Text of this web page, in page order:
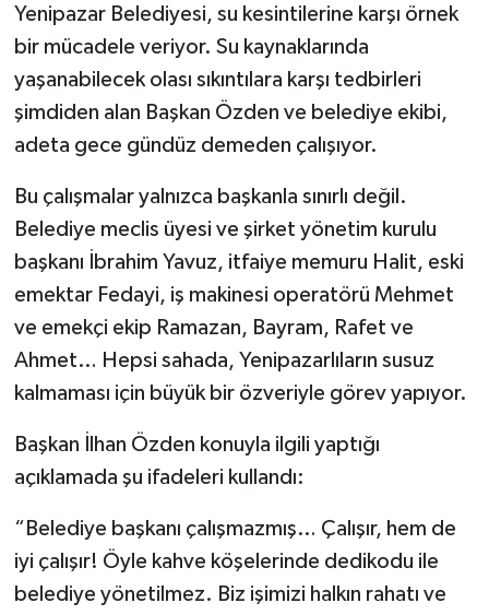
Yenipazar Belediyesi, su kesintilerine karşı örnek
bir mücadele veriyor. Su kaynaklarında
yaşanabilecek olası sıkıntılara karşı tedbirleri
şimdiden alan Başkan Özden ve belediye ekibi,
adeta gece gündüz demeden çalışıyor.
Bu çalışmalar yalnızca başkanla sınırlı değil.
Belediye meclis üyesi ve şirket yönetim kurulu
başkanı İbrahim Yavuz, itfaiye memuru Halit, eski
emektar Fedayi, iş makinesi operatörü Mehmet
ve emekçi ekip Ramazan, Bayram, Rafet ve
Ahmet… Hepsi sahada, Yenipazarlıların susuz
kalmaması için büyük bir özveriyle görev yapıyor.
Başkan İlhan Özden konuyla ilgili yaptığı
açıklamada şu ifadeleri kullandı:
“Belediye başkanı çalışmazmış… Çalışır, hem de
iyi çalışır! Öyle kahve köşelerinde dedikodu ile
belediye yönetilmez. Biz işimizi halkın rahatı ve